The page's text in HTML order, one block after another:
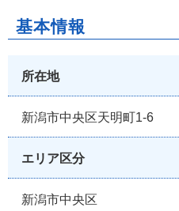
基本情報
所在地
新潟市中央区天明町1-6
エリア区分
新潟市中央区